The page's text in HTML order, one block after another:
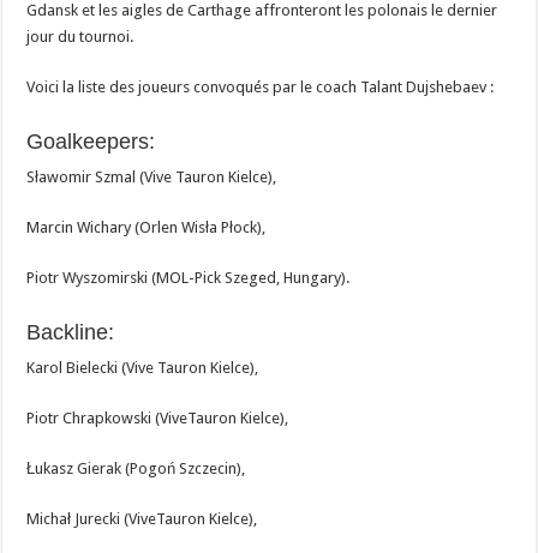
Gdansk et les aigles de Carthage affronteront les polonais le dernier
jour du tournoi.
Voici la liste des joueurs convoqués par le coach Talant Dujshebaev :
Goalkeepers:
Sławomir Szmal (Vive Tauron Kielce),
Marcin Wichary (Orlen Wisła Płock),
Piotr Wyszomirski (MOL-Pick Szeged, Hungary).
Backline:
Karol Bielecki (Vive Tauron Kielce),
Piotr Chrapkowski (ViveTauron Kielce),
Łukasz Gierak (Pogoń Szczecin),
Michał Jurecki (ViveTauron Kielce),